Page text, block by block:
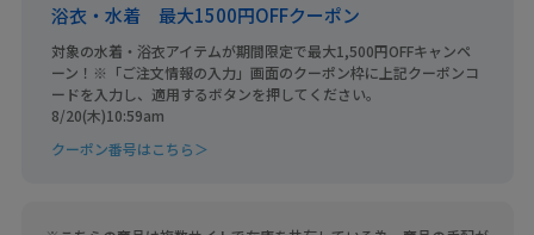
浴衣・水着 最大1500円OFFクーポン
対象の水着・浴衣アイテムが期間限定で最大1,500円OFFキャンペ
ーン！※「ご注文情報の入力」画面のクーポン枠に上記クーポンコ
ードを入力し、適用するボタンを押してください。
8/20(木)10:59am
クーポン番号はこちら＞